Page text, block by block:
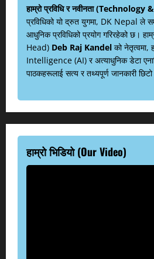
हाम्रो प्रविधि र नवीनता
प्रविधिको यो द्रुत युगमा, DK Nepal ले
आधुनिक प्रविधिको प्रयोग गरिरहेको छ।
Head) Deb Raj Kandel को नेतृत्वमा,
Intelligence (AI) र अत्याधुनिक डेटा
पाठकहरूलाई सत्य र तथ्यपूर्ण जानकारी छिटो
हाम्रो भिडियो (Our Video)